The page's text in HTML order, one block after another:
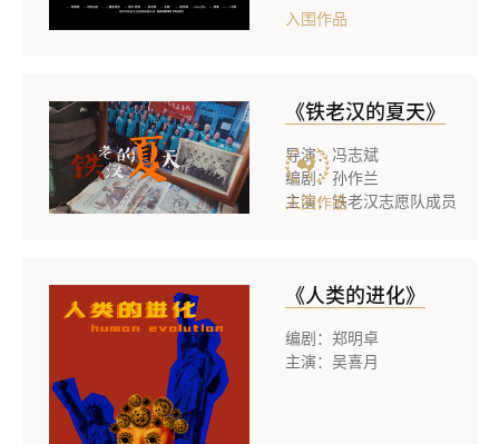
入围作品
《铁老汉的夏天》
导演：冯志斌
编剧：孙作兰
主演：铁老汉志愿队成员
入围作品
《人类的进化》
编剧：郑明卓
主演：吴喜月